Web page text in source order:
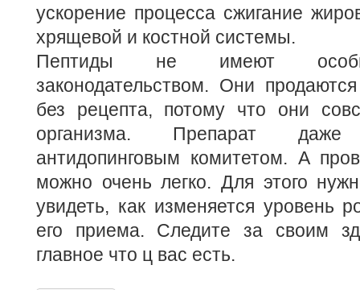
ускорение процесса сжигание
хрящевой и костной системы.
Пептиды не имеют
законодательством. Они
без рецепта, потому что они
организма. Препарат
антидопинговым комитетом. А
можно очень легко. Для этого
увидеть, как изменяется уровень
его приема. Следите за своим
главное что ц вас есть.